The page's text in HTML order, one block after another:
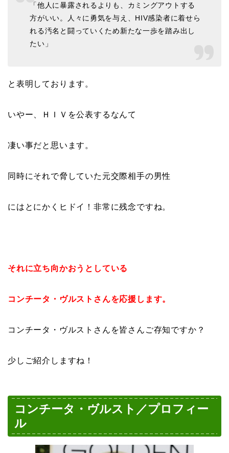
「他人に暴露されるよりも、カミングアウトする
方がいい。人々に勇気を与え、HIV感染者に着せら
れる汚名と闘っていくため新たな一歩を踏み出し
たい」
と表明しております。
いやー、ＨＩＶを公表するなんて
凄い事だと思います。
同時にそれで脅していた元交際相手の男性
にはとにかくヒドイ！非常に残念ですね。
それに立ち向かおうとしている
コンチータ・ヴルストさんを応援します。
コンチータ・ヴルストさんを皆さんご存知ですか？
少しご紹介しますね！
コンチータ・ヴルスト／プロフィー
ル